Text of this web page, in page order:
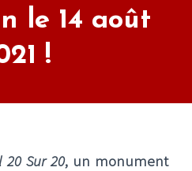
le 14 août
!
20 Sur 20, un monument